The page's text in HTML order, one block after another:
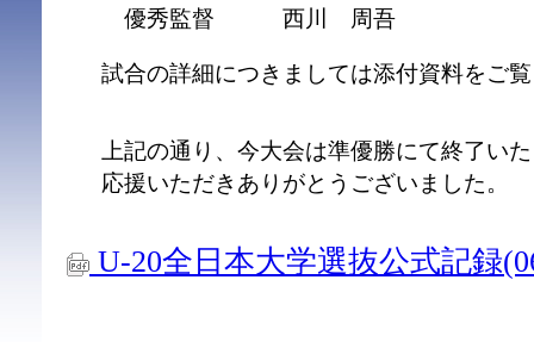
優秀監督 西川 周吾
試合の詳細につきましては添付資料をご
上記の通り、今大会は準優勝にて終了い
応援いただきありがとうございました。
U-20全日本大学選抜公式記録